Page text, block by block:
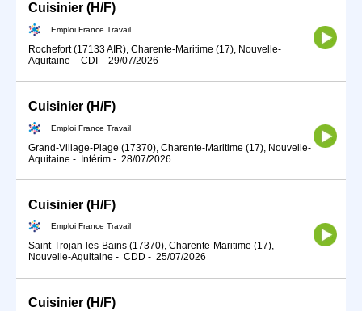
Cuisinier (H/F)
Emploi France Travail
Rochefort (17133 AIR), Charente-Maritime (17), Nouvelle-
Aquitaine - CDI - 29/07/2026
Cuisinier (H/F)
Emploi France Travail
Grand-Village-Plage (17370), Charente-Maritime (17), Nouvelle-
Aquitaine - Intérim - 28/07/2026
Cuisinier (H/F)
Emploi France Travail
Saint-Trojan-les-Bains (17370), Charente-Maritime (17),
Nouvelle-Aquitaine - CDD - 25/07/2026
Cuisinier (H/F)